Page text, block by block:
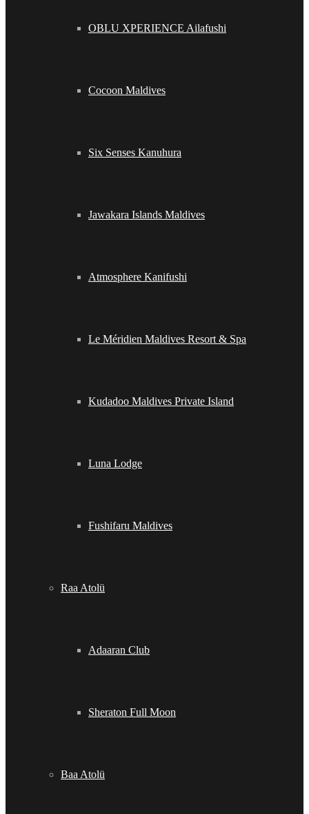
OBLU XPERIENCE Ailafushi
Cocoon Maldives
Six Senses Kanuhura
Jawakara Islands Maldives
Atmosphere Kanifushi
Le Méridien Maldives Resort & Spa
Kudadoo Maldives Private Island
Luna Lodge
Fushifaru Maldives
Raa Atolü
Adaaran Club
Sheraton Full Moon
Baa Atolü